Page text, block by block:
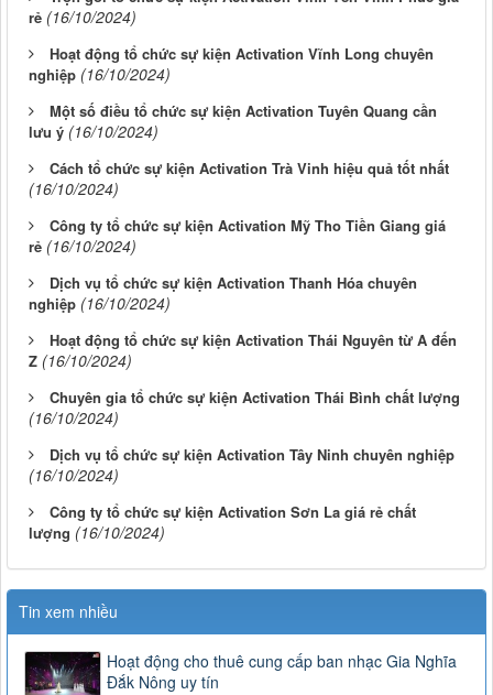
rẻ (16/10/2024)
Hoạt động tổ chức sự kiện Activation Vĩnh Long chuyên
nghiệp (16/10/2024)
Một số điều tổ chức sự kiện Activation Tuyên Quang cần
lưu ý (16/10/2024)
Cách tổ chức sự kiện Activation Trà Vinh hiệu quả tốt nhất
(16/10/2024)
Công ty tổ chức sự kiện Activation Mỹ Tho Tiền Giang giá
rẻ (16/10/2024)
Dịch vụ tổ chức sự kiện Activation Thanh Hóa chuyên
nghiệp (16/10/2024)
Hoạt động tổ chức sự kiện Activation Thái Nguyên từ A đến
Z (16/10/2024)
Chuyên gia tổ chức sự kiện Activation Thái Bình chất lượng
(16/10/2024)
Dịch vụ tổ chức sự kiện Activation Tây Ninh chuyên nghiệp
(16/10/2024)
Công ty tổ chức sự kiện Activation Sơn La giá rẻ chất
lượng (16/10/2024)
Tin xem nhiều
Hoạt động cho thuê cung cấp ban nhạc Gia Nghĩa
Đắk Nông uy tín